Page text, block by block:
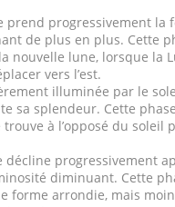
prend progressivement la
de plus en plus. Cette
nouvelle lune, lorsque la
vers l’est.
illuminée par le
sa splendeur. Cette
à l’opposé du soleil
décline progressivement
diminuant. Cette
forme arrondie, mais